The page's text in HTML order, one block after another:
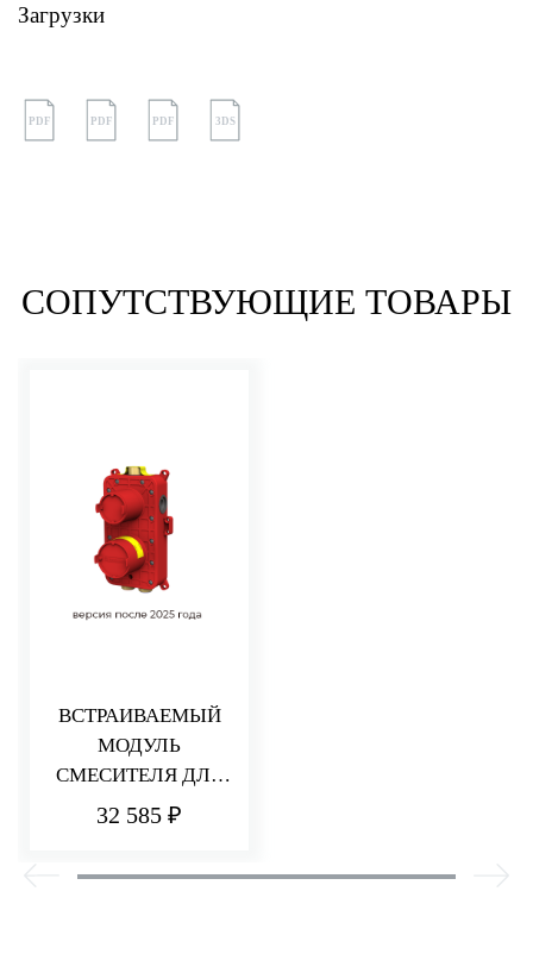
Загрузки
PDF PDF PDF 3DS
СОПУТСТВУЮЩИЕ ТОВАРЫ
ВСТРАИВАЕМЫЙ
МОДУЛЬ
СМЕСИТЕЛЯ ДЛЯ
ДУША НА 2/3
32 585 ₽